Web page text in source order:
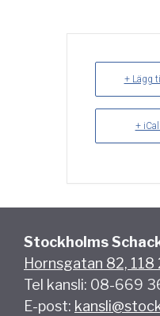
+ Lägg
+
Stockholms
Hornsgatan 82, 118
Tel kansli: 08-669
E-post: